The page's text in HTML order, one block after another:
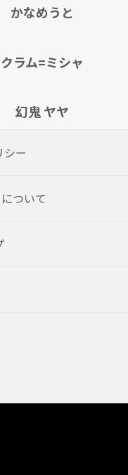
かなめうと
クラム=ミシャ
幻鬼 ヤヤ
シー
ついて